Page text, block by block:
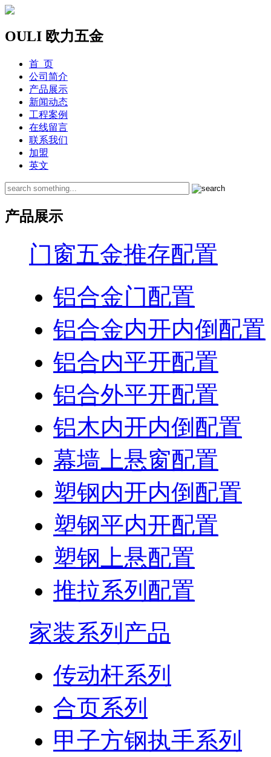
OULI 欧力五金
首 页
公司简介
产品展示
新闻动态
工程案例
在线留言
联系我们
加盟
英文
产品展示
门窗五金推存配置
铝合金门配置
铝合金内开内倒配置
铝合内平开配置
铝合外平开配置
铝木内开内倒配置
幕墙上悬窗配置
塑钢内开内倒配置
塑钢平内开配置
塑钢上悬配置
推拉系列配置
家装系列产品
传动杆系列
合页系列
甲子方钢执手系列